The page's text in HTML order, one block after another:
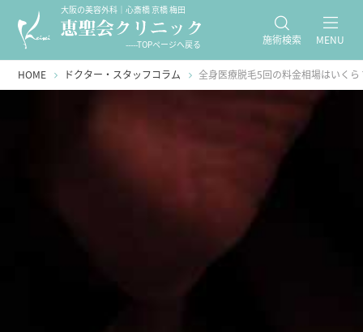
大阪の美容外科｜心斎橋 京橋 梅田
-----TOPページへ戻る 施術検索 MENU
HOME ドクター・スタッフコラム 全身医療脱毛5回の料金相場はいく